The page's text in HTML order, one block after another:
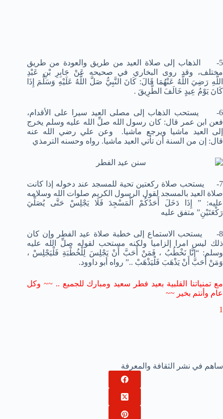
5- الذهاب إلى صلاة العيد من طريق والعودة من طريق
مختلف، وقد روى البخاري في صحيحه عَنْ جَابِرِ بْنِ عَبْدِ
اللَّهِ رَضِيَ اللَّهُ عَنْهُمَا قَالَ: كَانَ النَّبِيُّ صَلَّ اللَّهُ عَلَيْهِ وَسَلَّمَ إِذَا
كَانَ يَوْمُ عِيدٍ خَالَفَ الطَّرِيقَ .
6- يستحب الذهاب إلى مصلى العيد سيرا على الأقدام،
فعن ابن عمر قال: كان رسول الله صلِّ الله عليه وسلم يخرج
إلى العيد ماشيا ويرجع ماشيا. وعن علي رضي الله عنه
قال: إن من السنة أن تأتي العيد ماشيا. رواه وحسنه الترمذي
7- يستحب صلاة ركعتين تحية للمسجد عند دخوله إذا كانت
صلاة العيد بالمسجد لقول الرسول الكريم صلوات الله وسلامه
عليه: ” إِذَا دَخَلَ أَحَدُكُمْ الْمَسْجِدَ فَلَا يَجْلِسْ حَتَّى يُصَلِّيَ
رَكْعَتَيْنِ” متفق عليه
8- يستحب الاستماع إلى خطبة صلاة عيد الفطر وإن كان
ذلك ليس امرا إلزاميا ولكنه مستحب لقوله صلِّ الله عليه
وسلم: “إنَّا نَخْطُبُ ، فَمَنْ أَحَبَّ أَنْ يَجْلِسَ لِلْخُطْبَةِ فَلْيَجْلِسْ ،
وَمَنْ أَحَبَّ أَنْ يَذْهَبَ فَلْيَذْهَبْ ..” رواه أبو داوود.
مع تمنياتنا القلبية بعيد فطر سعيد ومبارك للجميع .. ~~ وكل
عام وأنتم بخير ~~
1
ساهم في نشر الثقافة والمعرفة